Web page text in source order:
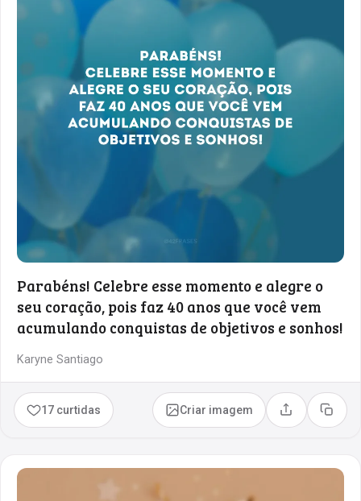
Parabéns! Celebre esse momento e alegre o
seu coração, pois faz 40 anos que você vem
acumulando conquistas de objetivos e sonhos!
Karyne Santiago
17 curtidas Criar imagem Compartilhar
Copiar